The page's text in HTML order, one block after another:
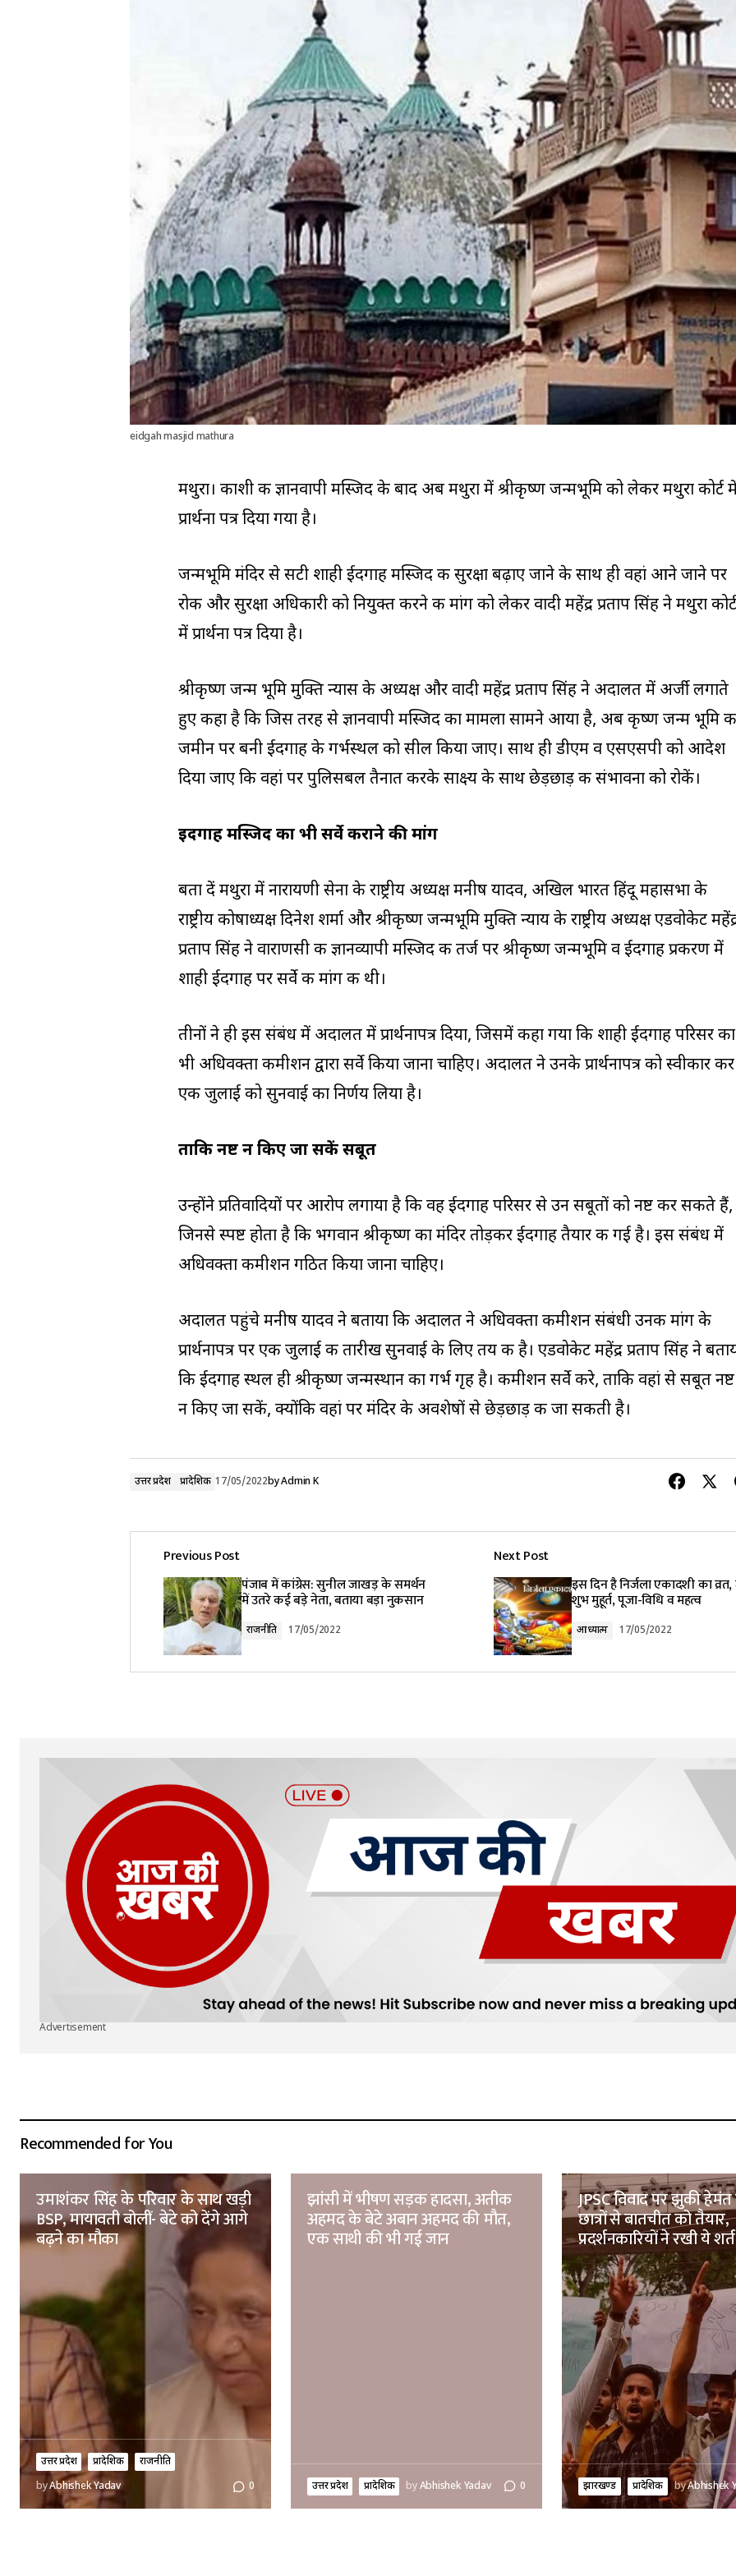
eidgah masjid mathura
मथुरा। काशी की ज्ञानवापी मस्जिद के बाद अब मथुरा में श्रीकृष्ण जन्मभूमि को लेकर मथुरा कोर्ट
प्रार्थना पत्र दिया गया है।
जन्मभूमि मंदिर से सटी शाही ईदगाह मस्जिद की सुरक्षा बढ़ाए जाने के साथ ही वहां आने जाने पर
रोक और सुरक्षा अधिकारी को नियुक्त करने की मांग को लेकर वादी महेंद्र प्रताप सिंह ने मथुरा कोर्ट
में प्रार्थना पत्र दिया है।
श्रीकृष्ण जन्म भूमि मुक्ति न्यास के अध्यक्ष और वादी महेंद्र प्रताप सिंह ने अदालत में अर्जी लगाते
हुए कहा है कि जिस तरह से ज्ञानवापी मस्जिद का मामला सामने आया है, अब कृष्ण जन्म भूमि की
जमीन पर बनी ईदगाह के गर्भस्थल को सील किया जाए। साथ ही डीएम व एसएसपी को आदेश
दिया जाए कि वहां पर पुलिसबल तैनात करके साक्ष्य के साथ छेड़छाड़ की संभावना को रोकें।
ईदगाह मस्जिद का भी सर्वे कराने की मांग
बता दें मथुरा में नारायणी सेना के राष्ट्रीय अध्यक्ष मनीष यादव, अखिल भारत हिंदू महासभा के
राष्ट्रीय कोषाध्यक्ष दिनेश शर्मा और श्रीकृष्ण जन्मभूमि मुक्ति न्याय के राष्ट्रीय अध्यक्ष एडवोकेट
प्रताप सिंह ने वाराणसी की ज्ञानव्यापी मस्जिद की तर्ज पर श्रीकृष्ण जन्मभूमि व ईदगाह प्रकरण में
शाही ईदगाह पर सर्वे की मांग की थी।
तीनों ने ही इस संबंध में अदालत में प्रार्थनापत्र दिया, जिसमें कहा गया कि शाही ईदगाह परिसर का
भी अधिवक्ता कमीशन द्वारा सर्वे किया जाना चाहिए। अदालत ने उनके प्रार्थनापत्र को स्वीकार कर
एक जुलाई को सुनवाई का निर्णय लिया है।
ताकि नष्ट न किए जा सकें सबूत
उन्होंने प्रतिवादियों पर आरोप लगाया है कि वह ईदगाह परिसर से उन सबूतों को नष्ट कर सकते हैं,
जिनसे स्पष्ट होता है कि भगवान श्रीकृष्ण का मंदिर तोड़कर ईदगाह तैयार की गई है। इस संबंध में
अधिवक्ता कमीशन गठित किया जाना चाहिए।
अदालत पहुंचे मनीष यादव ने बताया कि अदालत ने अधिवक्ता कमीशन संबंधी उनकी मांग के
प्रार्थनापत्र पर एक जुलाई की तारीख सुनवाई के लिए तय की है। एडवोकेट महेंद्र प्रताप सिंह ने
कि ईदगाह स्थल ही श्रीकृष्ण जन्मस्थान का गर्भ गृह है। कमीशन सर्वे करे, ताकि वहां से सबूत नष्ट
न किए जा सकें, क्योंकि वहां पर मंदिर के अवशेषों से छेड़छाड़ की जा सकती है।
उत्तर प्रदेश प्रादेशिक 17/05/2022byAdmin K
Previous Post
पंजाब में कांग्रेस: सुनील जाखड़ के समर्थन
में उतरे कई बड़े नेता, बताया बड़ा नुकसान
राजनीति 17/05/2022
Next Post
इस दिन है निर्जला एकादशी का
शुभ मुहूर्त, पूजा-विधि व महत्व
आध्यात्म 17/05/2022
Advertisement
Recommended for You
उमाशंकर सिंह के परिवार के साथ खड़ी
BSP, मायावती बोलीं- बेटे को देंगे आगे
बढ़ने का मौका
उत्तर प्रदेश प्रादेशिक
राजनीति
byAbhishek Yadav 0
झांसी में भीषण सड़क हादसा, अतीक
अहमद के बेटे अबान अहमद की मौत,
एक साथी की भी गई जान
उत्तर प्रदेश प्रादेशिक byAbhishek Yadav 0
JPSC विवाद पर झुकी
छात्रों से बातचीत को तैयार,
प्रदर्शनकारियों ने रखी ये शर्त
झारखण्ड प्रादेशिक byAbhishek